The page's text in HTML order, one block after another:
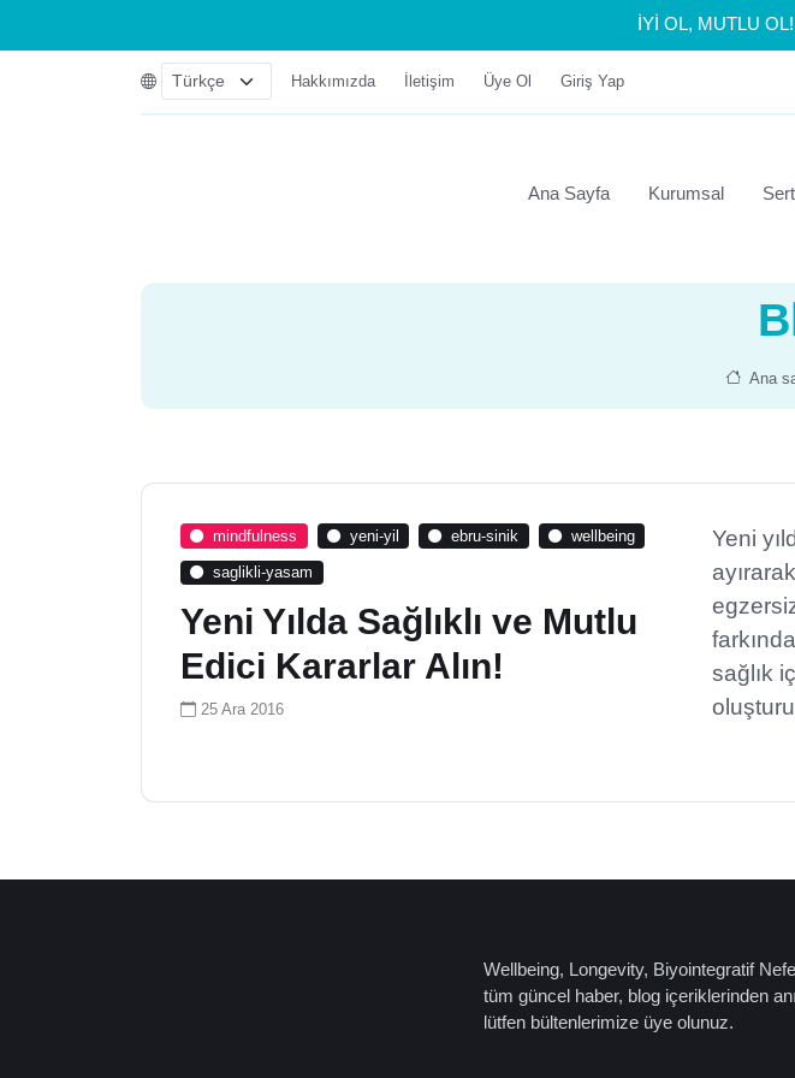
İYİ OL, MUTLU OL!
Hakkımızda İletişim Üye Ol Giriş Yap
Ana Sayfa Kurumsal
Ana
mindfulness yeni-yil ebru-sinik wellbeing
saglikli-yasam
Yeni Yılda Sağlıklı ve Mutlu
Edici Kararlar Alın!
25 Ara 2016
Yeni
sağlık
Wellbeing, Longevity, Biyointegratif
tüm güncel haber, blog içeriklerinden
lütfen bültenlerimize üye olunuz.